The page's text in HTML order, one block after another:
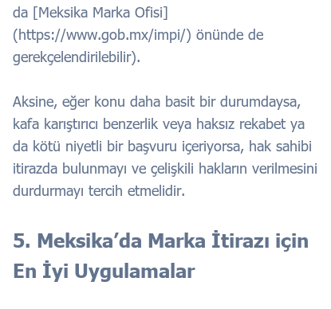
da [Meksika Marka Ofisi]
(https://www.gob.mx/impi/) önünde de
gerekçelendirilebilir).
Aksine, eğer konu daha basit bir durumdaysa,
kafa karıştırıcı benzerlik veya haksız rekabet ya
da kötü niyetli bir başvuru içeriyorsa, hak sahibi
itirazda bulunmayı ve çelişkili hakların verilmesini
durdurmayı tercih etmelidir.
5. Meksika’da Marka İtirazı için
En İyi Uygulamalar